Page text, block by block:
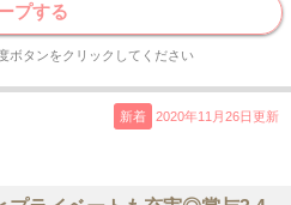
プする
ボタンをクリックしてください
新着 2020年11月26日更新